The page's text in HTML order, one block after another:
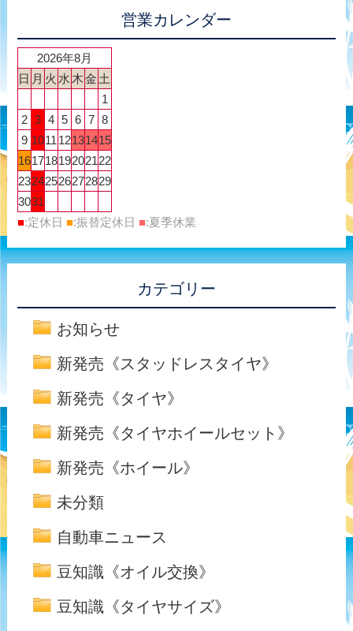
営業カレンダー
2026年8月
日 月 火 水 木金 土
1
2 3 4 5 6 7 8
9 1011 12131415
16171819202122
23242526272829
3031
■:定休日 ■:振替定休日 ■:夏季休業
カテゴリー
お知らせ
新発売《スタッドレスタイヤ》
新発売《タイヤ》
新発売《タイヤホイールセット》
新発売《ホイール》
未分類
自動車ニュース
豆知識《オイル交換》
豆知識《タイヤサイズ》